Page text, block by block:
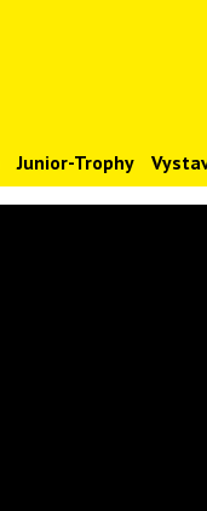
Junior-Trophy